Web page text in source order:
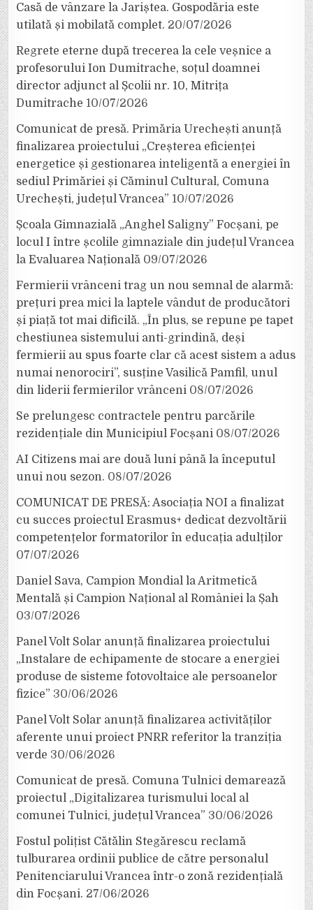
Casă de vânzare la Jariștea. Gospodăria este
utilată și mobilată complet. 20/07/2026
Regrete eterne după trecerea la cele veșnice a
profesorului Ion Dumitrache, soțul doamnei
director adjunct al Școlii nr. 10, Mitrița
Dumitrache 10/07/2026
Comunicat de presă. Primăria Urechești anunță
finalizarea proiectului „Creșterea eficienței
energetice și gestionarea inteligentă a energiei în
sediul Primăriei și Căminul Cultural, Comuna
Urechești, județul Vrancea” 10/07/2026
Școala Gimnazială „Anghel Saligny” Focșani, pe
locul I între școlile gimnaziale din județul Vrancea
la Evaluarea Națională 09/07/2026
Fermierii vrânceni trag un nou semnal de alarmă:
prețuri prea mici la laptele vândut de producători
și piață tot mai dificilă. „În plus, se repune pe tapet
chestiunea sistemului anti-grindină, deși
fermierii au spus foarte clar că acest sistem a adus
numai nenorociri”, susține Vasilică Pamfil, unul
din liderii fermierilor vrânceni 08/07/2026
Se prelungesc contractele pentru parcările
rezidențiale din Municipiul Focșani 08/07/2026
AI Citizens mai are două luni până la începutul
unui nou sezon. 08/07/2026
COMUNICAT DE PRESĂ: Asociația NOI a finalizat
cu succes proiectul Erasmus+ dedicat dezvoltării
competențelor formatorilor în educația adulților
07/07/2026
Daniel Sava, Campion Mondial la Aritmetică
Mentală și Campion Național al României la Șah
03/07/2026
Panel Volt Solar anunță finalizarea proiectului
„Instalare de echipamente de stocare a energiei
produse de sisteme fotovoltaice ale persoanelor
fizice” 30/06/2026
Panel Volt Solar anunță finalizarea activităților
aferente unui proiect PNRR referitor la tranziția
verde 30/06/2026
Comunicat de presă. Comuna Tulnici demarează
proiectul „Digitalizarea turismului local al
comunei Tulnici, județul Vrancea” 30/06/2026
Fostul polițist Cătălin Stegărescu reclamă
tulburarea ordinii publice de către personalul
Penitenciarului Vrancea într-o zonă rezidențială
din Focșani. 27/06/2026